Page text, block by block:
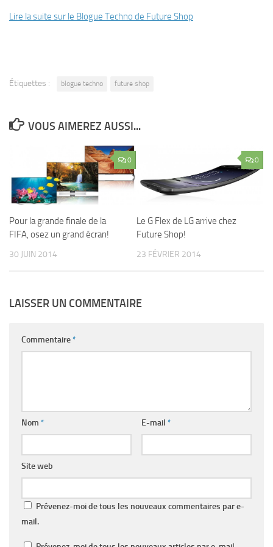
Lire la suite sur le Blogue Techno de Future Shop
Étiquettes : blogue techno future shop
VOUS AIMEREZ AUSSI...
0
Pour la grande finale de la
FIFA, osez un grand écran!
30 JUIN 2014
0
Le G Flex de LG arrive chez
Future Shop!
23 FÉVRIER 2014
LAISSER UN COMMENTAIRE
Commentaire*
Nom * E-mail *
Site web
Prévenez-moi de tous les nouveaux commentaires par e-
mail.